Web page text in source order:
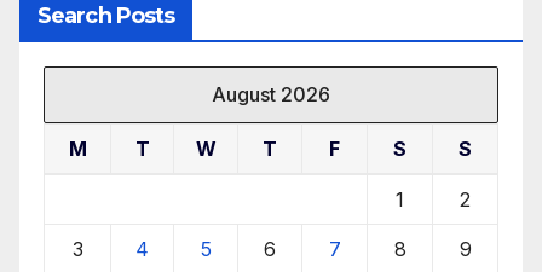
Search Posts
August 2026
M T W T F S S
1 2
3 4 5 6 7 8 9